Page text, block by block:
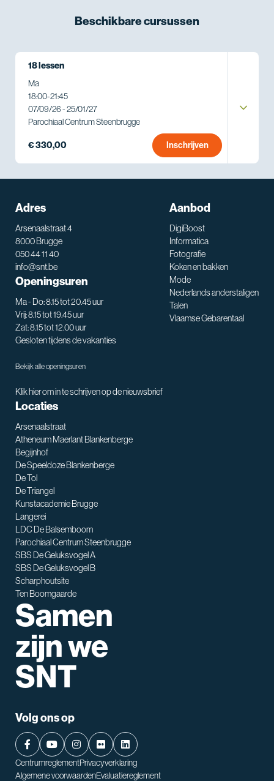
Beschikbarecursussen
18 lessen
Ma
18:00-21:45
07/09/26 - 25/01/27
Parochiaal Centrum Steenbrugge
€ 330,00 Inschrijven
Adres
Arsenaalstraat 4
8000 Brugge
050 44 11 40
info@snt.be
Openingsuren
Ma - Do: 8.15 tot 20.45 uur
Vrij: 8.15 tot 19.45 uur
Zat: 8.15 tot 12.00 uur
Gesloten tijdens de vakanties
Bekijk alle openingsuren
Klik hier om in te schrijven op de nieuwsbrief
Aanbod
DigiBoost
Informatica
Fotografie
Koken en bakken
Mode
Nederlands anderstaligen
Talen
Vlaamse Gebarentaal
Locaties
Arsenaalstraat
Atheneum Maerlant Blankenberge
Begijnhof
De Speeldoze Blankenberge
De Tol
De Triangel
Kunstacademie Brugge
Langerei
LDC De Balsemboom
Parochiaal Centrum Steenbrugge
SBS De Geluksvogel A
SBS De Geluksvogel B
Scharphoutsite
Ten Boomgaarde
Samen
zijn we
SNT
Volg ons op
CentrumreglementPrivacyverklaring
Algemene voorwaardenEvaluatiereglement
SNT assistent
Waarmee kan ik je helpen?